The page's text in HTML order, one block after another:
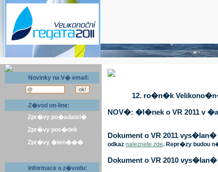
Novinky na V� email:
Z�vod on-line:
Zpr�vy po�adatel�
Zpr�vy pos�dek
Zpr�vy �ten���
Informace o z�vodu:
12. ro�n�k
NOV�: �l�nek o VR 2011 v
Dokument o VR 2011
odkaz naleznete zde. Repr�zy budou
Dokument o VR 2010